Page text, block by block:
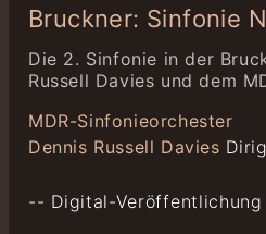
Bruckner: Sinfonie
Die 2. Sinfonie in der
Russell Davies und dem
MDR-Sinfonieorchester
Dennis Russell Davies
-- Digital-